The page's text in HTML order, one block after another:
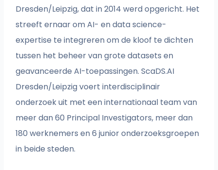
Dresden/Leipzig, dat in 2014 werd opgericht. Het
streeft ernaar om AI- en data science-
expertise te integreren om de kloof te dichten
tussen het beheer van grote datasets en
geavanceerde AI-toepassingen. ScaDS.AI
Dresden/Leipzig voert interdisciplinair
onderzoek uit met een internationaal team van
meer dan 60 Principal Investigators, meer dan
180 werknemers en 6 junior onderzoeksgroepen
in beide steden.